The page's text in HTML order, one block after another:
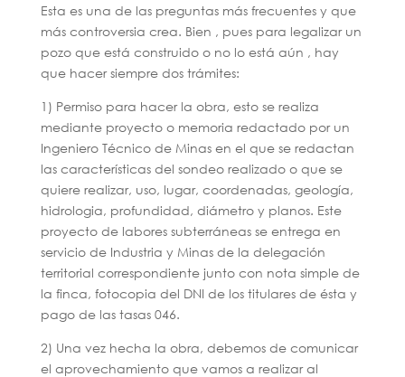
Esta es una de las preguntas más frecuentes y que
más controversia crea. Bien , pues para legalizar un
pozo que está construido o no lo está aún , hay
que hacer siempre dos trámites:
1) Permiso para hacer la obra, esto se realiza
mediante proyecto o memoria redactado por un
Ingeniero Técnico de Minas en el que se redactan
las características del sondeo realizado o que se
quiere realizar, uso, lugar, coordenadas, geología,
hidrologia, profundidad, diámetro y planos. Este
proyecto de labores subterráneas se entrega en
servicio de Industria y Minas de la delegación
territorial correspondiente junto con nota simple de
la finca, fotocopia del DNI de los titulares de ésta y
pago de las tasas 046.
2) Una vez hecha la obra, debemos de comunicar
el aprovechamiento que vamos a realizar al